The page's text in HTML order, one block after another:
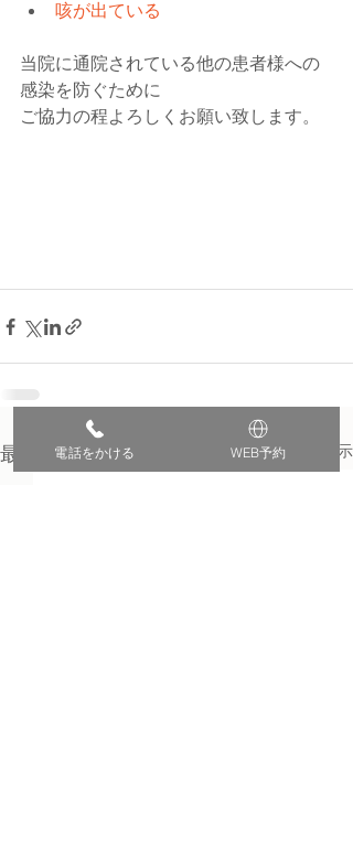
咳が出ている
当院に通院されている他の患者様への
感染を防ぐために
ご協力の程よろしくお願い致します。
最新記事 すべて表示
電話をかける WEB予約